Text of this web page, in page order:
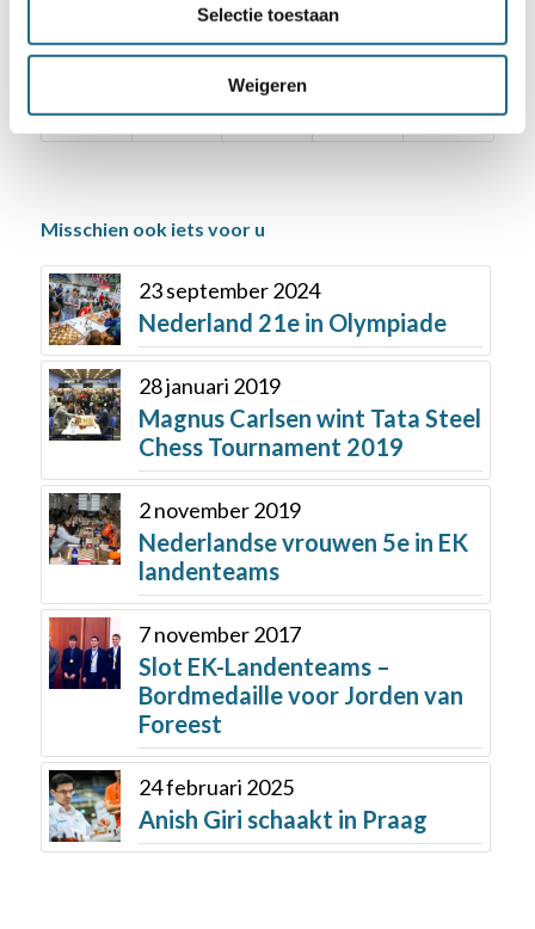
Selectie toestaan
Weigeren
Misschien ook iets voor u
23 september 2024
Nederland 21e in Olympiade
28 januari 2019
Magnus Carlsen wint Tata Steel
Chess Tournament 2019
2 november 2019
Nederlandse vrouwen 5e in EK
landenteams
7 november 2017
Slot EK-Landenteams –
Bordmedaille voor Jorden van
Foreest
24 februari 2025
Anish Giri schaakt in Praag